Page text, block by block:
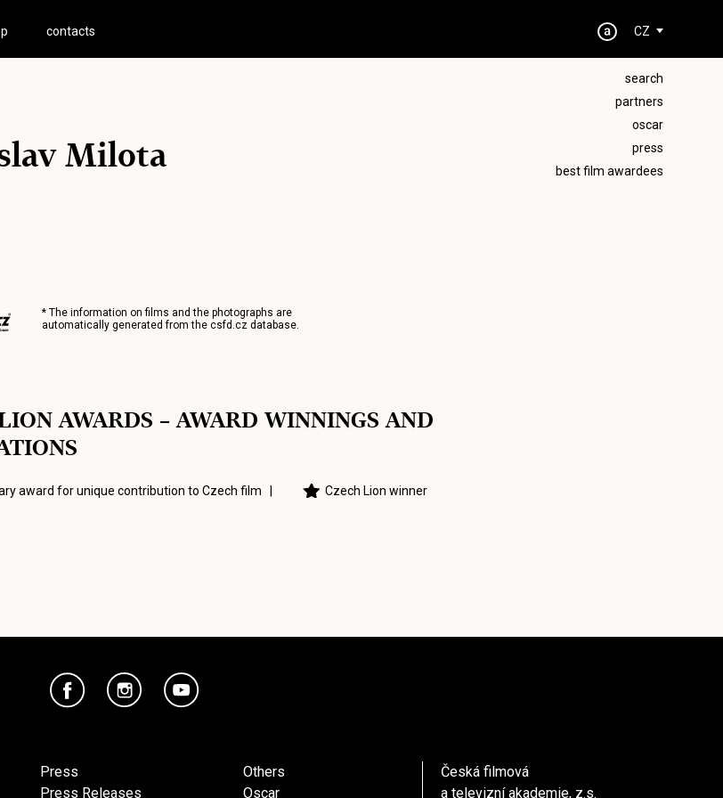
contacts CZ
search
partners
oscar
press
best film awardees
Milota
* The information on films and the photographs are
automatically generated from the csfd.czdatabase.
AWARDS – AWARD WINNINGS AND
award for unique contribution to Czech film | Czech Lion winner
Press
Press Releases
Others
Oscar
Česká filmová
a televizní akademie, z.s.